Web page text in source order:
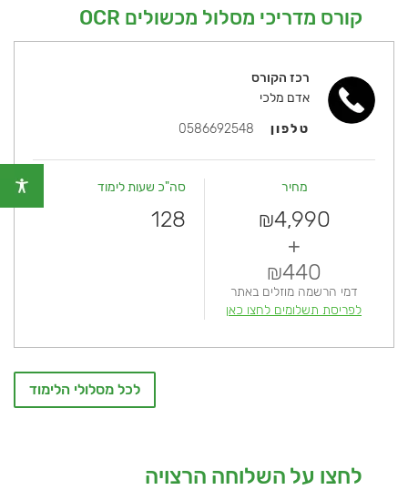
קורס מדריכי מסלול מכשולים OCR
רכז הקורס
אדם מלכי
טלפון
0586692548
מחיר
4,990
₪
+
440
₪
דמי הרשמה מוזלים באתר
לפריסת תשלומים לחצו כאן
סה"כ שעות לימוד
128
לכל מסלולי הלימוד
לחצו על השלוחה הרצויה